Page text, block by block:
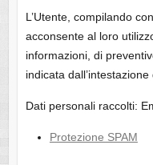
L’Utente, compilando
acconsente al loro
informazioni, di
indicata dall’intestazione
Dati personali raccolti:
Protezione SPAM